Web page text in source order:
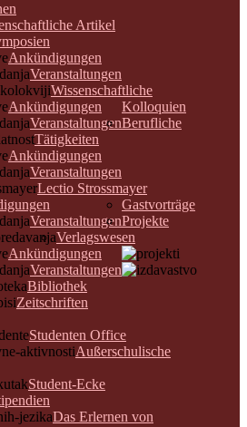
Artikel
Ankündigungen
Veranstaltungen
Wissenschaftliche
Kolloquien
Ankündigungen
VeranstaltungenBerufliche
Tätigkeiten
Ankündigungen
Veranstaltungen
Lectio Strossmayer
Veranstaltungen
Gastvorträge
Ankündigungen
Veranstaltungen
Projekte
Verlagswesen
Bibliothek
Zeitschriften
Studenten Office
Außerschulische
Student-Ecke
Das Erlernen von